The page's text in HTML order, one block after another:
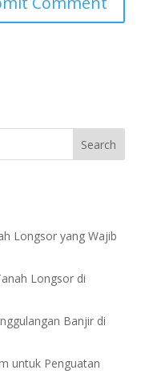
Longsor yang Wajib
Longsor di
Banjir di
untuk Penguatan